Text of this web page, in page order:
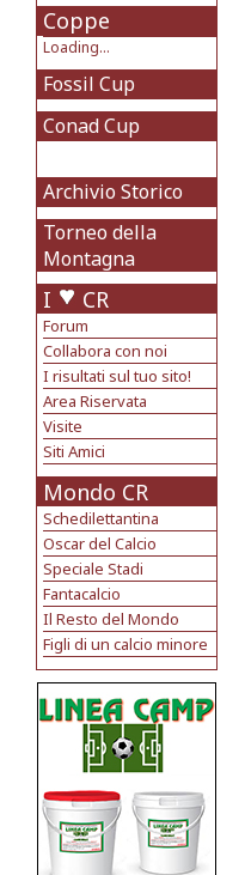
Coppe
Loading...
Fossil Cup
Conad Cup
Archivio Storico
Torneo della
Montagna
I CR
Forum
Collabora con noi
I risultati sul tuo sito!
Area Riservata
Visite
Siti Amici
Mondo CR
Schedilettantina
Oscar del Calcio
Speciale Stadi
Fantacalcio
Il Resto del Mondo
Figli di un calcio minore